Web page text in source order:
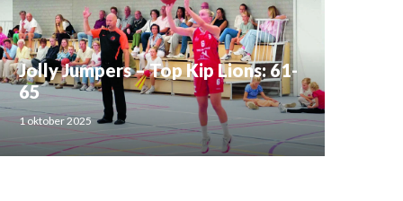
Jolly Jumpers – Top Kip Lions: 61-
65
1 oktober 2025